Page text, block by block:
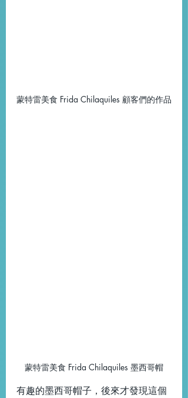
蒙特雷美食 Frida Chilaquiles 顧客們的作品
蒙特雷美食 Frida Chilaquiles 墨西哥帽
有趣的墨西哥帽子，後來才發現這個